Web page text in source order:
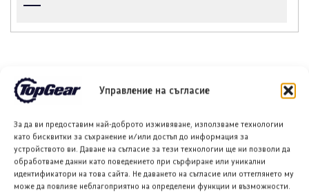
Управление на съгласие
За да ви предоставим най-доброто изживяване, използваме технологии
като бисквитки за съхранение и/или достъп до информация за
устройството ви. Даване на съгласие за тези технологии ще ни позволи да
обработваме данни като поведението при сърфиране или уникални
идентификатори на това сайта. Не даването на съгласие или оттеглянето му
може да повлияе неблагоприятно на определени функции и възможности.
НОВИ ПУБЛИКАЦИИ